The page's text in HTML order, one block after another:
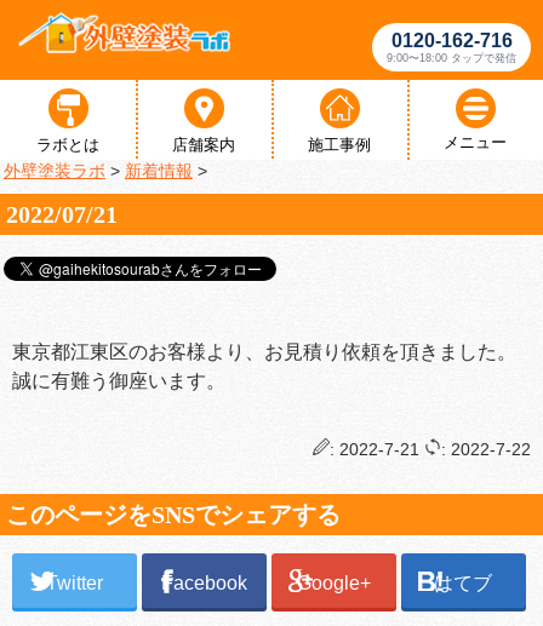
0120-162-716
9:00〜18:00 タップで発信
ラボとは 店舗案内 施工事例 メニュー
外壁塗装ラボ > 新着情報 >
2022/07/21
東京都江東区のお客様より、お見積り依頼を頂きました。
誠に有難う御座います。
: 2022-7-21 : 2022-7-22
このページをSNSでシェアする
Twitter Facebook Google+ はてブ